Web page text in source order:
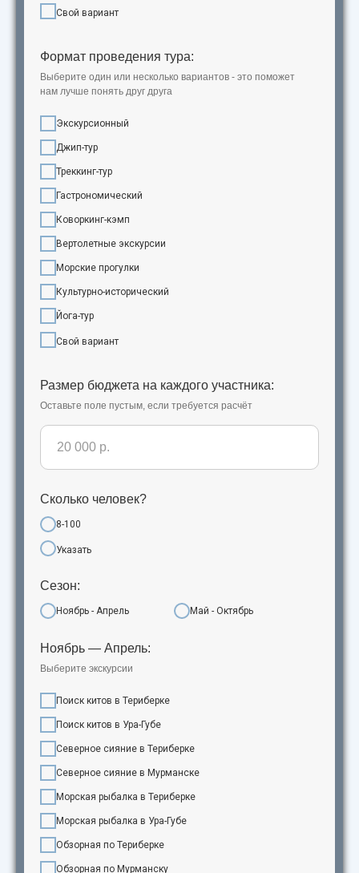
Свой вариант
Формат проведения тура:
Выберите один или несколько вариантов - это поможет
нам лучше понять друг друга
Экскурсионный
Джип-тур
Треккинг-тур
Гастрономический
Коворкинг-кэмп
Вертолетные экскурсии
Морские прогулки
Культурно-исторический
Йога-тур
Свой вариант
Размер бюджета на каждого участника:
Оставьте поле пустым, если требуется расчёт
Сколько человек?
8-100
Указать
Сезон:
Ноябрь - Апрель Май - Октябрь
Ноябрь — Апрель:
Выберите экскурсии
Поиск китов в Териберке
Поиск китов в Ура-Губе
Северное сияние в Териберке
Северное сияние в Мурманске
Морская рыбалка в Териберке
Морская рыбалка в Ура-Губе
Обзорная по Териберке
Обзорная по Мурманску